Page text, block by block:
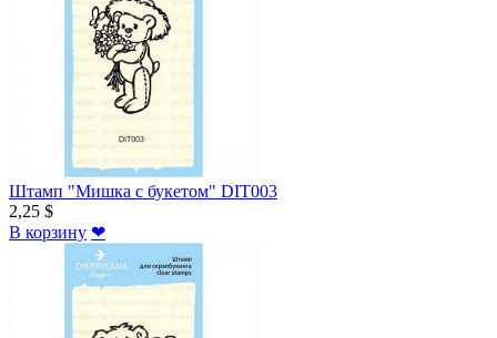
Штамп "Мишка с букетом" DIT003
2,25 $
В корзину ❤